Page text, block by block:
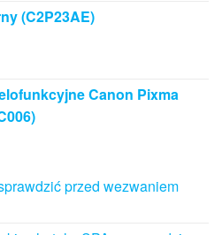
(C2P23AE)
Canon Pixma
przed wezwaniem